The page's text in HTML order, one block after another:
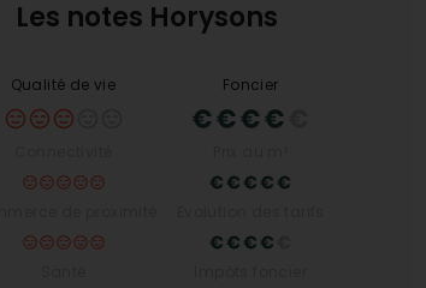
Les notes Horysons
Qualité de vie Foncier